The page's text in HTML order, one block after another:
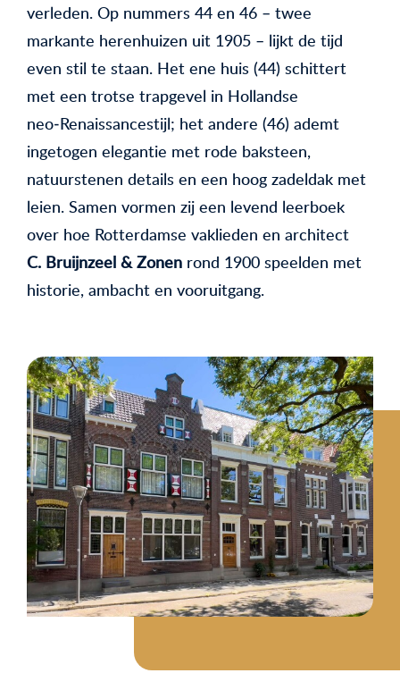
verleden. Op nummers 44 en 46 – twee
markante herenhuizen uit 1905 – lijkt de tijd
even stil te staan. Het ene huis (44) schittert
met een trotse trapgevel in Hollandse
neo‑Renaissancestijl; het andere (46) ademt
ingetogen elegantie met rode baksteen,
natuurstenen details en een hoog zadeldak met
leien. Samen vormen zij een levend leerboek
over hoe Rotterdamse vaklieden en architect
C. Bruijnzeel & Zonen rond 1900 speelden met
historie, ambacht en vooruitgang.